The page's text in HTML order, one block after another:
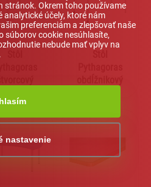
stránok. Okrem toho používame
analytické účely, ktoré nám
preferenciám a zlepšovať naše
súborov cookie nesúhlasíte,
nebude mať vplyv na
nastavenie
a